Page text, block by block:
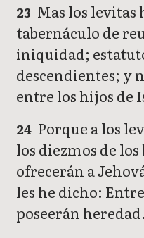
23 Mas los
tabernáculo de
iniquidad;
descendientes; y
entre los hijos de
24 Porque a los
los diezmos de
ofrecerán a
les he dicho:
poseerán heredad.